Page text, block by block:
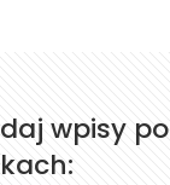
wpisy po